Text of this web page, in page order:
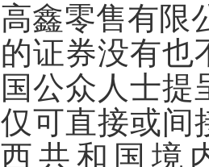
高鑫零售有限
的证券没有也
国公众人士提
仅可直接或间
西共和国境